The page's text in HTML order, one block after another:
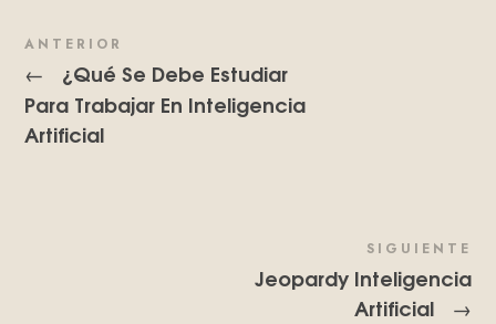
ANTERIOR
←
¿Qué Se Debe Estudiar
Para Trabajar En Inteligencia
Artificial
SIGUIENTE
Jeopardy Inteligencia
Artificial
→